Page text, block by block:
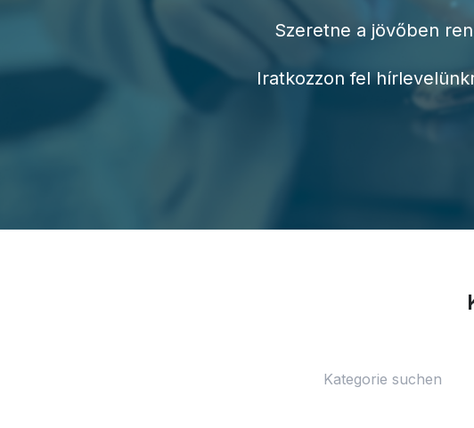
Szeretne a jövőben
Iratkozzon fel